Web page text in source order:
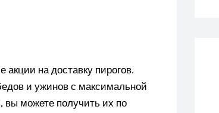
на доставку пирогов.
и ужинов с максимальной
вы можете получить их по